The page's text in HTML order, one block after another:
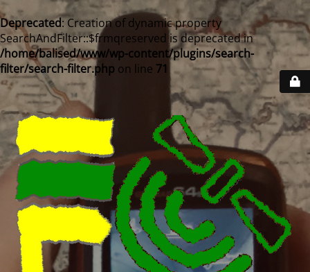
Deprecated: Creation of dynamic property
SearchAndFilter::$frmqreserved is deprecated in
/home/balised/www/wp-content/plugins/search-
filter/search-filter.php on line 71